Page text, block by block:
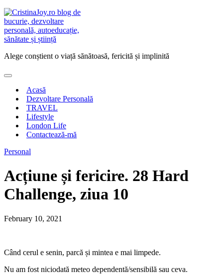
Skip
to
content
Alege conștient o viață sănătoasă, fericită și implinită
Acasă
Dezvoltare Personală
TRAVEL
Lifestyle
London Life
Contactează-mă
Personal
Acțiune și fericire. 28 Hard
Challenge, ziua 10
February 10, 2021
Când cerul e senin, parcă și mintea e mai limpede.
Nu am fost niciodată meteo dependentă/sensibilă sau ceva.